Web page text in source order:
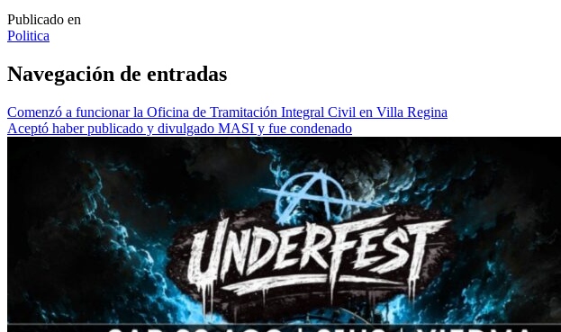
Publicado en
Politica
Navegación de entradas
Comenzó a funcionar la Oficina de Tramitación Integral Civil en Villa Regina
Aceptó haber publicado y divulgado MASI y fue condenado